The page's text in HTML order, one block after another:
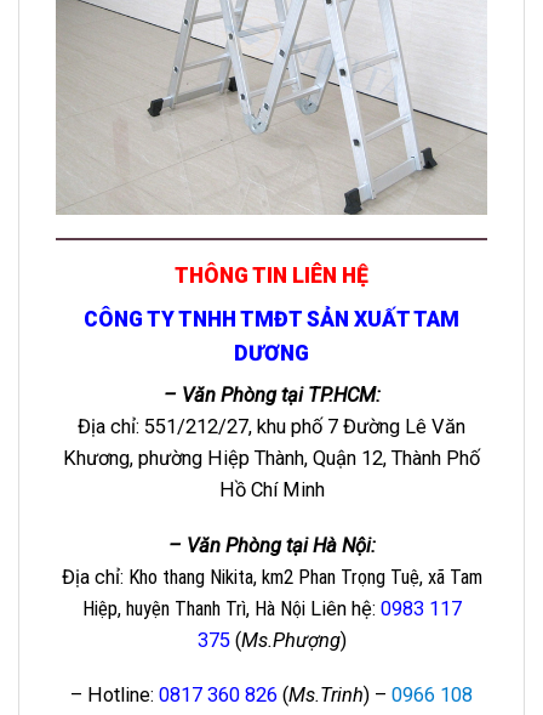
THÔNG TIN LIÊN HỆ
CÔNG TY TNHH TMĐT SẢN XUẤT TAM
DƯƠNG
– Văn Phòng tại TP.HCM:
Địa chỉ: 551/212/27, khu phố 7 Đường Lê Văn
Khương, phường Hiệp Thành, Quận 12, Thành Phố
Hồ Chí Minh
– Văn Phòng tại Hà Nội:
Địa chỉ: Kho thang Nikita, km2 Phan Trọng Tuệ, xã Tam
Hiệp, huyện Thanh Trì, Hà Nội Liên hệ: 0983 117
375(Ms.Phượng)
– Hotline: 0817 360 826 (Ms.Trinh) – 0966 108